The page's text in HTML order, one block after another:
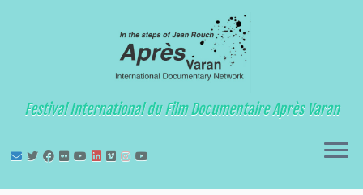
Festival International du Film Documentaire Après Varan